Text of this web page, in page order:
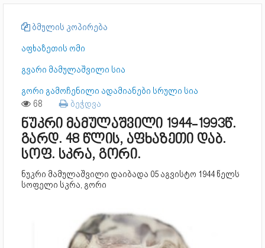
ბმულის კოპირება
აფხაზეთის ომი
გვარი მამულაშვილი სია
გორი გამოჩენილი ადამიანები სრული სია
68 ბეჭდვა
ნუკრი მამულაშვილი 1944-1993წ.
გარდ. 48 წლის, აფხაზეთი დაბ.
სოფ. სკრა, გორი.
ნუკრი მამულაშვილი დაიბადა 05 აგვისტო 1944 წელს
სოფელი სკრა, გორი